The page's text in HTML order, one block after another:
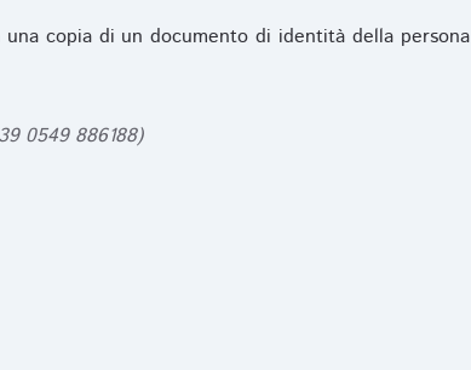
copia di un documento di identità della
0549 886188)